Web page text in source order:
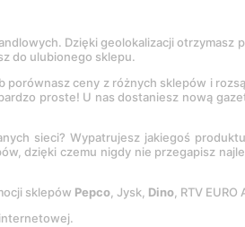
Dzięki geolokalizacji
do ulubionego sklepu.
porównasz ceny z różnych sklepów i
proste! U nas dostaniesz nową
sieci? Wypatrujesz jakiegoś
dzięki czemu nigdy nie przegapisz
sklepów Pepco, Jysk, Dino, RTV EURO